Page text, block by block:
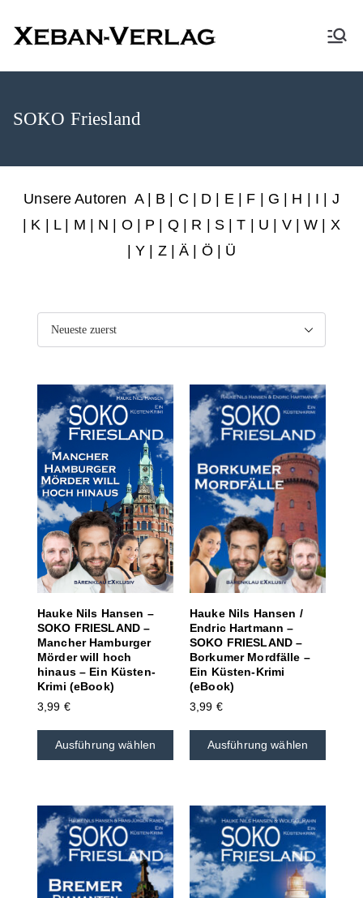
XEBAN-Verlag
SOKO Friesland
Unsere Autoren A| B C D E| F G H I
J
K L| M N O P Q| R S |T U V|W
X
Y Z|Ä | Ö | Ü
Hauke Nils Hansen –
SOKO FRIESLAND –
Mancher Hamburger
Mörder will hoch
hinaus – Ein Küsten-
Krimi (eBook)
3,99 €
Ausführung wählen
Hauke Nils Hansen /
Endric Hartmann –
SOKO FRIESLAND –
Borkumer Mordfälle –
Ein Küsten-Krimi
(eBook)
3,99 €
Ausführung wählen